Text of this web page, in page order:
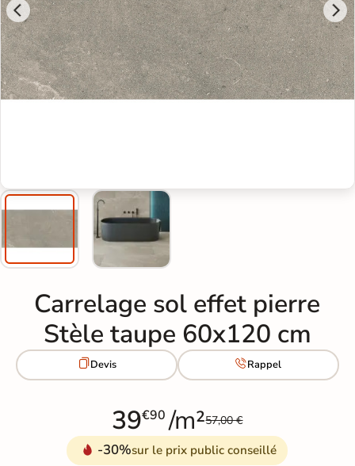
Carrelage sol effet pierre
Stèle taupe 60x120 cm
Devis Rappel
39€90 /m²57,00 €
-30%sur le prix public conseillé